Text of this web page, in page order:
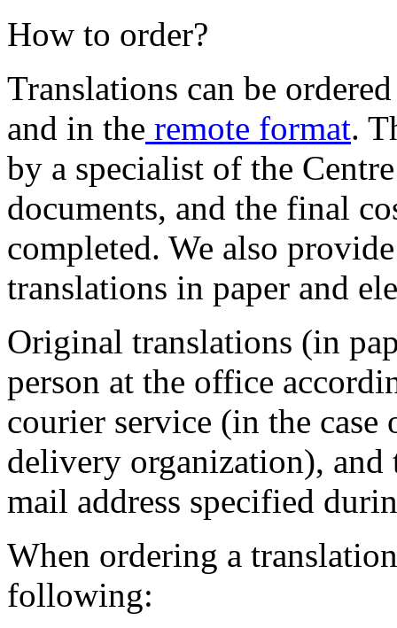
How to order?
Translations can be
and in the remote format.
by a specialist of the
documents, and the final
completed. We also
translations in paper and
Original translations (in
person at the office
courier service (in the
delivery organization), and
mail address specified
When ordering a
following: